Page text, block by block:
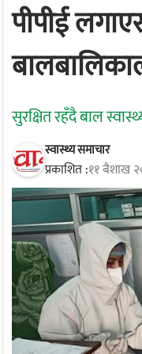
पीपीई
सुरक्षित रहँदै बाल
स्वास्थ्य समाचार
प्रकाशित :११ बैशाख